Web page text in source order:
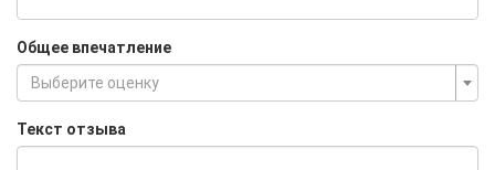
Общее впечатление
Выберите оценку
Текст отзыва